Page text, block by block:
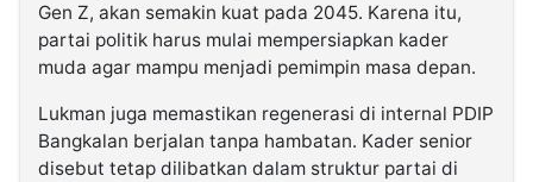
Gen Z, akan semakin kuat pada 2045. Karena itu,
partai politik harus mulai mempersiapkan kader
muda agar mampu menjadi pemimpin masa depan.
Lukman juga memastikan regenerasi di internal PDIP
Bangkalan berjalan tanpa hambatan. Kader senior
disebut tetap dilibatkan dalam struktur partai di